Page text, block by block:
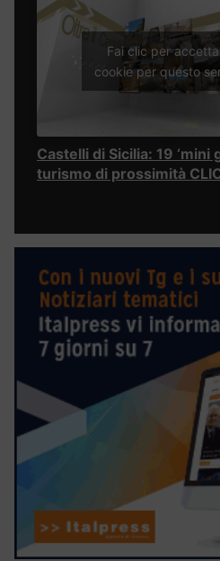
Fai clic per
cookie per questo
Castelli di Sicilia: 19 ‘mini
turismo di prossimità